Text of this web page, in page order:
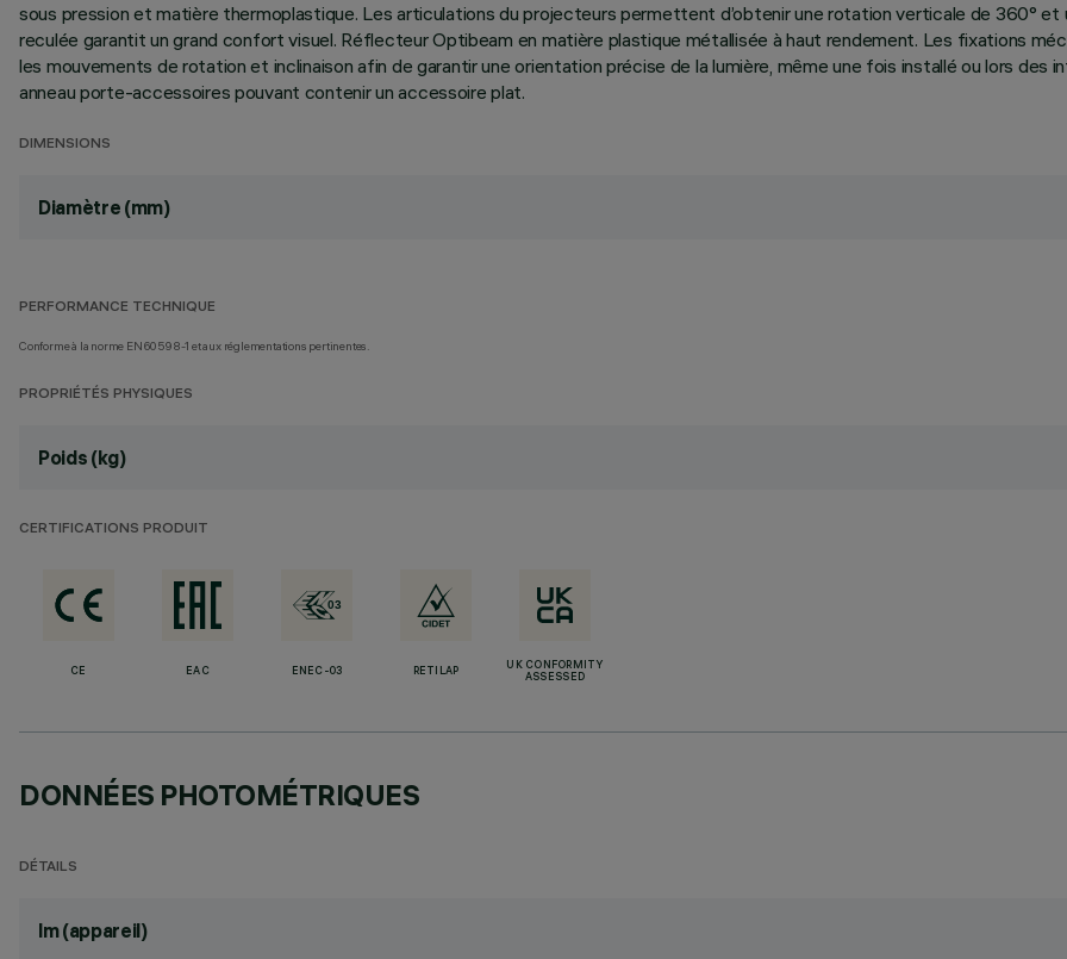
sous pression et matière thermoplastique. Les articulations du projecteurs permettent d’obtenir une rotation verticale de 360° et
reculée garantit un grand confort visuel. Réflecteur Optibeam en matière plastique métallisée à haut rendement. Les fixations
les mouvements de rotation et inclinaison afin de garantir une orientation précise de la lumière, même une fois installé ou lors des
anneau porte-accessoires pouvant contenir un accessoire plat.
DIMENSIONS
Diamètre (mm)
PERFORMANCE TECHNIQUE
Conforme à la norme EN60598-1 et aux réglementations pertinentes.
PROPRIÉTÉS PHYSIQUES
Poids (kg)
CERTIFICATIONS PRODUIT
CE EAC ENEC-03 RETILAP
UK CONFORMITY
ASSESSED
DONNÉES PHOTOMÉTRIQUES
DÉTAILS
lm (appareil)